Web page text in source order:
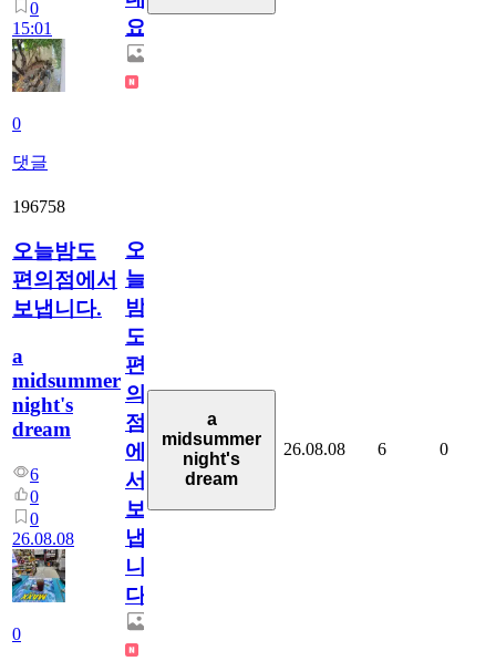
0
15:01
0
댓글
요.
196758
오늘밤도
편의점에서
보냅니다.
a
midsummer
night's
dream
6
0
0
26.08.08
0
오
늘
밤
도
편
의
점
에
서
보
냅
니
다.
a
midsummer
night's
dream
26.08.08 6 0